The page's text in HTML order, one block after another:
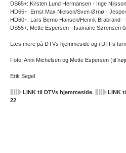
DS65+: Kirsten Lund Hermansen - Inge
HD65+: Ernst Max Nielsen/Sven Ørnø -
HD60+: Lars Berno Hansen/Henrik Brabrand
DS55+: Mette Espersen - Isamarie Sørensen
Læs mere på DTVs hjemmeside og i DTFs
Foto: Anni Michelsen og Mette Espersen (til
Erik Segel
LINK til DTVs hjemmeside
LINK
22